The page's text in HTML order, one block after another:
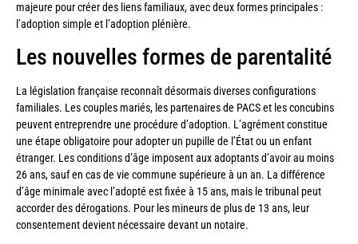
majeure pour créer des liens familiaux, avec deux formes principales :
l’adoption simple et l’adoption plénière.
Les nouvelles formes de parentalité
La législation française reconnaît désormais diverses configurations
familiales. Les couples mariés, les partenaires de PACS et les concubins
peuvent entreprendre une procédure d’adoption. L’agrément constitue
une étape obligatoire pour adopter un pupille de l’État ou un enfant
étranger. Les conditions d’âge imposent aux adoptants d’avoir au moins
26 ans, sauf en cas de vie commune supérieure à un an. La différence
d’âge minimale avec l’adopté est fixée à 15 ans, mais le tribunal peut
accorder des dérogations. Pour les mineurs de plus de 13 ans, leur
consentement devient nécessaire devant un notaire.